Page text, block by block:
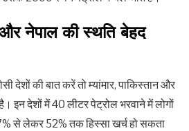
और नेपाल की स्थति बेहद
देशों की बात करें तो म्यांमार, पाकिस्तान और
इन देशों में 40 लीटर पेट्रोल भरवाने में लोगों
से लेकर 52% तक हिस्सा खर्च हो सकता